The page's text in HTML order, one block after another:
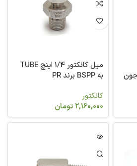
میل کانکتور 1/4 اینچ TUBE
به BSPP برند PR
کانکتور
2,160,000تومان